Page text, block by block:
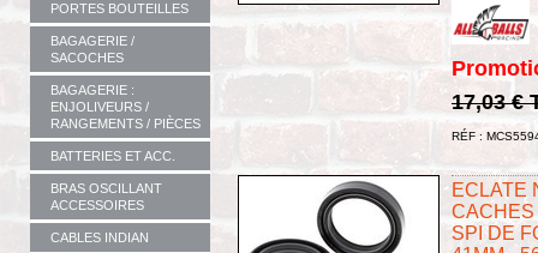
PORTES BOUTEILLES
BAGAGERIE /
SACOCHES
BAGAGERIE :
ENJOLIVEURS /
RANGEMENTS / PIÈCES
BATTERIES ET ACC.
BRAS OSCILLANT
ACCESSOIRES
CABLES INDIAN
17,03 €
RÉF :
ECLATE
CACHES
SPI DE